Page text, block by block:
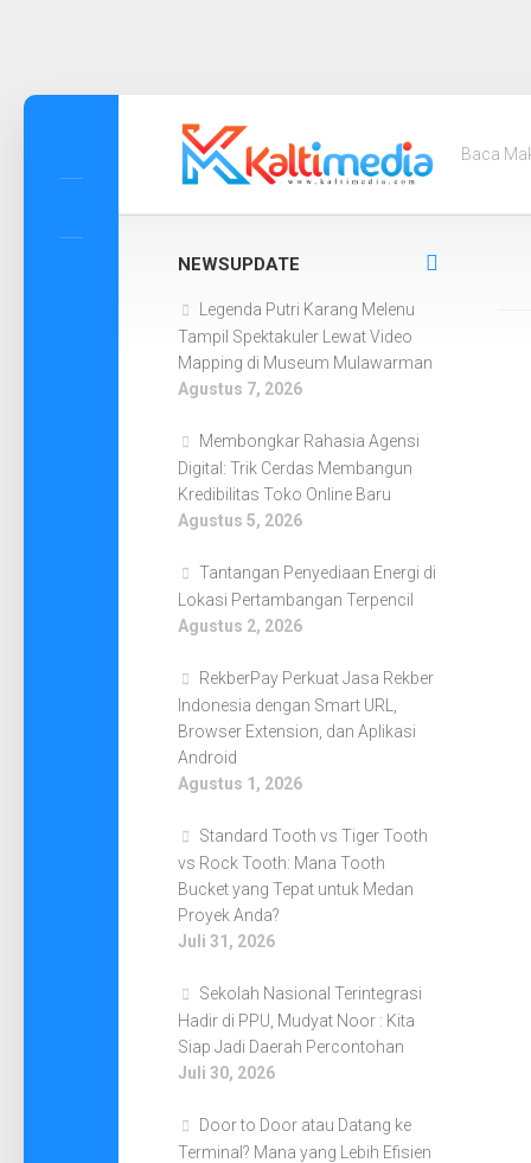
Skip
Baca
NEWSUPDATE
Legenda Putri Karang Melenu
Tampil Spektakuler Lewat Video
Mapping di Museum Mulawarman
Agustus 7, 2026
Membongkar Rahasia Agensi
Digital: Trik Cerdas Membangun
Kredibilitas Toko Online Baru
Agustus 5, 2026
Tantangan Penyediaan Energi di
Lokasi Pertambangan Terpencil
Agustus 2, 2026
RekberPay Perkuat Jasa Rekber
Indonesia dengan Smart URL,
Browser Extension, dan Aplikasi
Android
Agustus 1, 2026
Standard Tooth vs Tiger Tooth
vs Rock Tooth: Mana Tooth
Bucket yang Tepat untuk Medan
Proyek Anda?
Juli 31, 2026
Sekolah Nasional Terintegrasi
Hadir di PPU, Mudyat Noor : Kita
Siap Jadi Daerah Percontohan
Juli 30, 2026
Door to Door atau Datang ke
Terminal? Mana yang Lebih Efisien